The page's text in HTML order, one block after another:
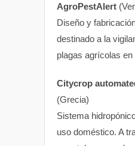
AgroPestAlert
Diseño y
destinado a la
plagas agrícolas en
Citycrop
(Grecia)
Sistema
uso doméstico. A